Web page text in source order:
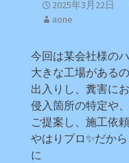
2025年3月22日
aone
今回は某会社様の
大きな工場がある
出入りし、糞害に
侵入箇所の特定や
ご提案し、施工依
やはりプロ✨だか
に